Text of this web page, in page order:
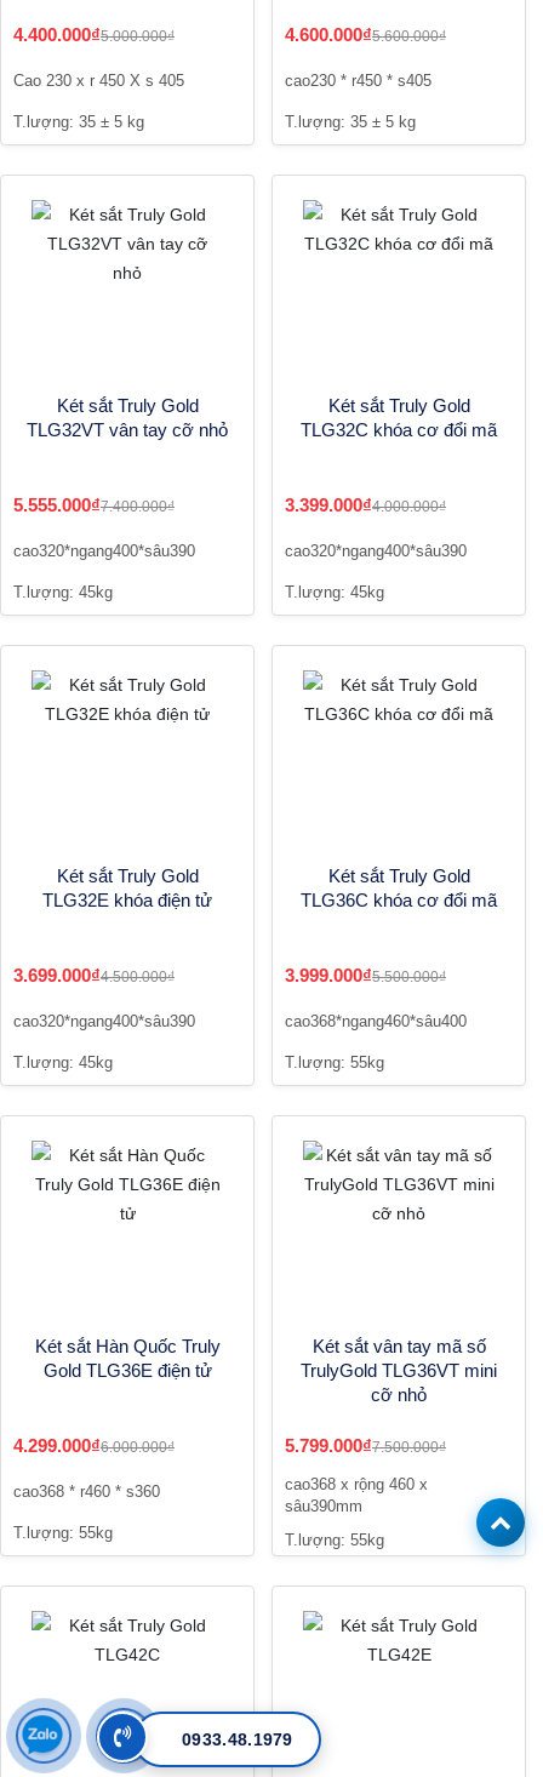
4.400.000₫5.000.000₫
Cao 230 x r 450 X s 405
T.lượng: 35 ± 5 kg
4.600.000₫5.600.000₫
cao230 * r450 * s405
T.lượng: 35 ± 5 kg
Két sắt Truly Gold
TLG32VT vân tay cỡ nhỏ
5.555.000₫7.400.000₫
cao320*ngang400*sâu390
T.lượng: 45kg
Két sắt Truly Gold
TLG32C khóa cơ đổi mã
3.399.000₫4.000.000₫
cao320*ngang400*sâu390
T.lượng: 45kg
Két sắt Truly Gold
TLG32E khóa điện tử
3.699.000₫4.500.000₫
cao320*ngang400*sâu390
T.lượng: 45kg
Két sắt Truly Gold
TLG36C khóa cơ đổi mã
3.999.000₫5.500.000₫
cao368*ngang460*sâu400
T.lượng: 55kg
Két sắt Hàn Quốc Truly
Gold TLG36E điện tử
4.299.000₫6.000.000₫
cao368 * r460 * s360
T.lượng: 55kg
Két sắt vân tay mã số
TrulyGold TLG36VT mini
cỡ nhỏ
5.799.000₫7.500.000₫
cao368 x rộng 460 x
sâu390mm
T.lượng: 55kg
0933.48.1979